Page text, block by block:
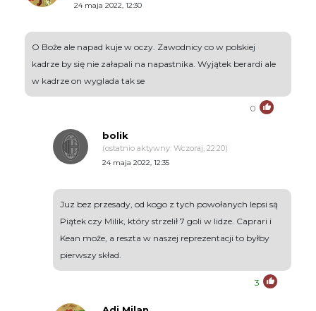
24 maja 2022, 12:30
O Boże ale napad kuje w oczy. Zawodnicy co w polskiej
kadrze by się nie załapali na napastnika. Wyjątek berardi ale
w kadrze on wyglada tak se
0
bolik
(ostatnio aktywny: Wczoraj, 22:20)
24 maja 2022, 12:35
Juz bez przesady, od kogo z tych powołanych lepsi są
Piątek czy Milik, który strzelił 7 goli w lidze. Caprari i
Kean może, a reszta w naszej reprezentacji to byłby
pierwszy skład.
3